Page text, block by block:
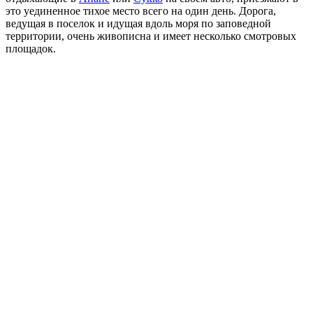
это уединенное тихое место всего на один день. Дорога,
ведущая в поселок и идущая вдоль моря по заповедной
территории, очень живописна и имеет несколько смотровых
площадок.